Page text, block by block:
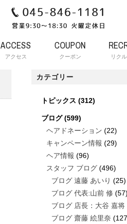
ACCESS
アクセス
COUPON
クーポン リク
カテゴリー
トピックス (312)
ブログ(599)
ヘアドネーション (22)
キャンペーン情報 (29)
ヘア情報 (96)
スタッフ ブログ (496)
ブログ 遠藤 あいり (25)
ブログ 代表:山前 修 (57)
ブログ 店長：大谷 嘉将
ブログ 齋藤 絵里奈